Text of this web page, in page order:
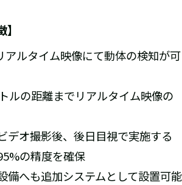
アルタイム映像にて動体の検知が可
ルの距離までリアルタイム映像の
デオ撮影後、後日目視で実施する
の精度を確保
備へも追加システムとして設置可能